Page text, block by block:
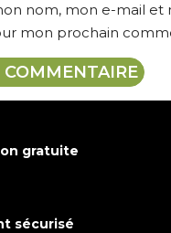
nom, mon e-mail et
mon prochain
gratuite
sécurisé